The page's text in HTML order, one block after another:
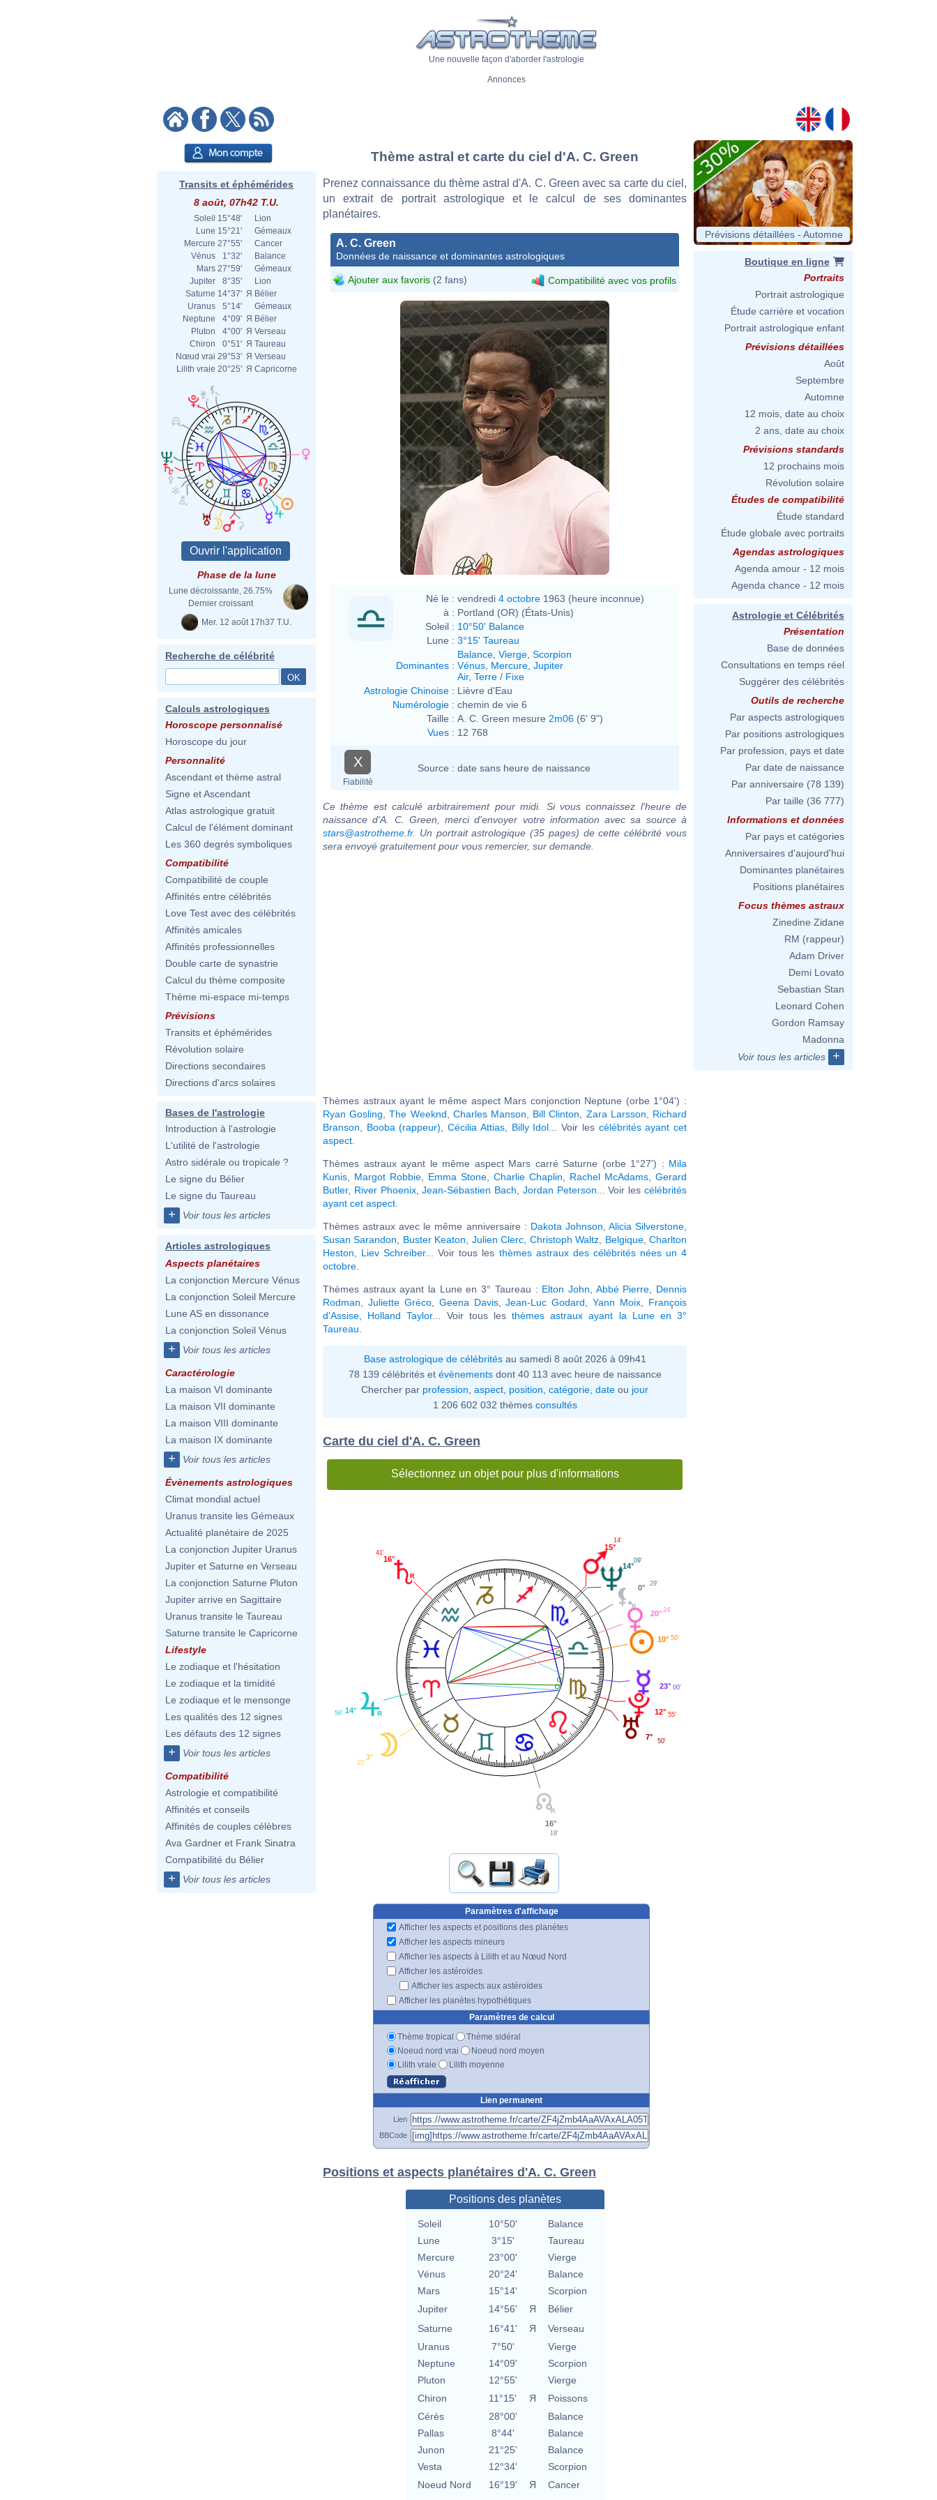
Une nouvelle façon d'aborder l'astrologie
Annonces
Transits et éphémérides
8 août, 07h42 T.U.
Soleil 15°48'
Lion
Lune 15°21'
Gémeaux
Mercure 27°55'
Cancer
Vénus
1°32'
Balance
Mars 27°59'
Gémeaux
Jupiter
8°35'
Lion
Saturne 14°37' Я Bélier
Uranus
5°14'
Gémeaux
Neptune
4°09' Я Bélier
Pluton
4°00' Я Verseau
Chiron
0°51' Я Taureau
Nœud vrai 29°53' Я Verseau
Lilith vraie 20°25' Я Capricorne
Phase de la lune
Lune décroissante, 26.75%
Dernier croissant
Mer. 12 août 17h37 T.U.
Recherche de célébrité
Calculs astrologiques
Horoscope personnalisé
Horoscope du jour
Personnalité
Ascendant et thème astral
Signe et Ascendant
Atlas astrologique gratuit
Calcul de l'élément dominant
Les 360 degrés symboliques
Compatibilité
Compatibilité de couple
Affinités entre célébrités
Love Test avec des célébrités
Affinités amicales
Affinités professionnelles
Double carte de synastrie
Calcul du thème composite
Thème mi-espace mi-temps
Prévisions
Transits et éphémérides
Révolution solaire
Directions secondaires
Directions d'arcs solaires
Bases de l'astrologie
Introduction à l'astrologie
L'utilité de l'astrologie
Astro sidérale ou tropicale ?
Le signe du Bélier
Le signe du Taureau
+ Voir tous les articles
Articles astrologiques
Aspects planétaires
La conjonction Mercure Vénus
La conjonction Soleil Mercure
Lune AS en dissonance
La conjonction Soleil Vénus
+ Voir tous les articles
Caractérologie
La maison VI dominante
La maison VII dominante
La maison VIII dominante
La maison IX dominante
+ Voir tous les articles
Évènements astrologiques
Climat mondial actuel
Uranus transite les Gémeaux
Actualité planétaire de 2025
La conjonction Jupiter Uranus
Jupiter et Saturne en Verseau
La conjonction Saturne Pluton
Jupiter arrive en Sagittaire
Uranus transite le Taureau
Saturne transite le Capricorne
Lifestyle
Le zodiaque et l'hésitation
Le zodiaque et la timidité
Le zodiaque et le mensonge
Les qualités des 12 signes
Les défauts des 12 signes
+ Voir tous les articles
Compatibilité
Astrologie et compatibilité
Affinités et conseils
Affinités de couples célèbres
Ava Gardner et Frank Sinatra
Compatibilité du Bélier
+ Voir tous les articles
Thème astral et carte du ciel d'A. C. Green
Prenez connaissance du thème astral d'A. C. Green avec sa carte du ciel,
un extrait de portrait astrologique et le calcul de ses dominantes
planétaires.
A. C. Green
Données de naissance et dominantes astrologiques
Ajouter aux favoris (2 fans) Compatibilité avec vos profils
Né le : vendredi 4 octobre 1963 (heure inconnue)
à : Portland (OR) (États-Unis)
Soleil : 10°50' Balance
Lune : 3°15' Taureau
Dominantes :
Balance Vierge Scorpion
Vénus Mercure Jupiter
Air, Terre / Fixe
Astrologie Chinoise : Lièvre d'Eau
Numérologie : chemin de vie 6
Taille : A. C. Green mesure 2m06 (6' 9")
Vues : 12 768
X
Fiabilité
Source : date sans heure de naissance
Ce thème est calculé arbitrairement pour midi. Si vous connaissez l'heure de
naissance d'A. C. Green, merci d'envoyer votre information avec sa source à
stars@astrotheme.fr. Un portrait astrologique (35 pages) de cette célébrité vous
sera envoyé gratuitement pour vous remercier, sur demande.
Thèmes astraux ayant le même aspect Mars conjonction Neptune (orbe 1°04') :
Ryan Gosling ,The Weeknd Charles Manson Bill Clinton Zara Larsson
Richard
Branson
Booba (rappeur) ,Cécilia Attias, Billy Idol ... Voir les célébrités ayant cet
aspect
Thèmes astraux ayant le même aspect Mars carré Saturne (orbe 1°27') : Mila
Kunis
Margot Robbie Emma Stone Charlie Chaplin Rachel McAdams
Gerard
Butler, River Phoenix,Jean-Sébastien Bach Jordan Peterson ... Voir lescélébrités
ayant cet aspect
Thèmes astraux avec le même anniversaire : Dakota Johnson Alicia Silverstone
Susan Sarandon
Buster Keaton Julien Clerc Christoph Waltz Belgique,Charlton
Heston
Liev Schreiber... Voir tous les thèmes astraux des célébrités nées un 4
octobre
Thèmes astraux ayant la Lune en 3° Taureau : Elton John Abbé Pierre
Dennis
Rodman
Juliette Gréco, Geena Davis,Jean-Luc Godard ,Yann Moix
François
d'Assise
Holland Taylor... Voir tous lesthèmes astraux ayant la Lune en 3°
Taureau
Base astrologique de célébritésau samedi 8 août 2026 à 09h41
78 139 célébrités et évènementsdont 40 113 avec heure de naissance
Chercher par profession aspect position catégorie date ou jour
1 206 602 032 thèmes consultés
Carte du ciel d'A. C. Green
Sélectionnez un objet pour plus d'informations
10° 50'
20° 24'
0°
29'
14°
09'
15°
14'
16°
41'
14°
56'
3°
15'
16°
19'
7°
50'
12° 55'
23° 00'
Paramètres d'affichage
Afficher les aspects et positions des planètes
Afficher les aspects mineurs
Afficher les aspects à Lilith et au Nœud Nord
Afficher les astéroïdes
Afficher les aspects aux astéroïdes
Afficher les planètes hypothétiques
Paramètres de calcul
Thème tropical
Thème sidéral
Noeud nord vrai
Noeud nord moyen
Lilith vraie
Lilith moyenne
Lien permanent
Lien
BBCode
Positions et aspects planétaires d'A. C. Green
Positions des planètes
Soleil 10°50'
Balance
Lune
3°15'
Taureau
Mercure
23°00'
Vierge
Vénus
20°24'
Balance
Mars
15°14'
Scorpion
Jupiter
14°56' Я
Bélier
Saturne
16°41' Я
Verseau
Uranus
7°50'
Vierge
Neptune
14°09'
Scorpion
Pluton
12°55'
Vierge
Chiron
11°15' Я
Poissons
Cérès
28°00'
Balance
Pallas
8°44'
Balance
Junon
21°25'
Balance
Vesta
12°34'
Scorpion
Noeud Nord
16°19' Я
Cancer
Prévisions détaillées - Automne
Boutique en ligne
Portraits
Portrait astrologique
Étude carrière et vocation
Portrait astrologique enfant
Prévisions détaillées
Août
Septembre
Automne
12 mois, date au choix
2 ans, date au choix
Prévisions standards
12 prochains mois
Révolution solaire
Études de compatibilité
Étude standard
Étude globale avec portraits
Agendas astrologiques
Agenda amour - 12 mois
Agenda chance - 12 mois
Astrologie et Célébrités
Présentation
Base de données
Consultations en temps réel
Suggérer des célébrités
Outils de recherche
Par aspects astrologiques
Par positions astrologiques
Par profession, pays et date
Par date de naissance
Par anniversaire (78 139)
Par taille (36 777)
Informations et données
Par pays et catégories
Anniversaires d'aujourd'hui
Dominantes planétaires
Positions planétaires
Focus thèmes astraux
Zinedine Zidane
RM (rappeur)
Adam Driver
Demi Lovato
Sebastian Stan
Leonard Cohen
Gordon Ramsay
Madonna
Voir tous les articles
+